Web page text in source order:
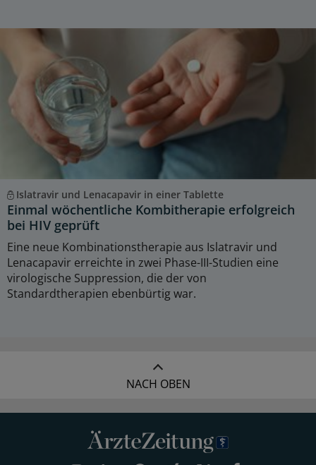
Islatravir und Lenacapavir in einer Tablette
Einmal wöchentliche Kombitherapie erfolgreich
bei HIV geprüft
Eine neue Kombinationstherapie aus Islatravir und
Lenacapavir erreichte in zwei Phase-III-Studien eine
virologische Suppression, die der von
Standardtherapien ebenbürtig war.
NACH OBEN